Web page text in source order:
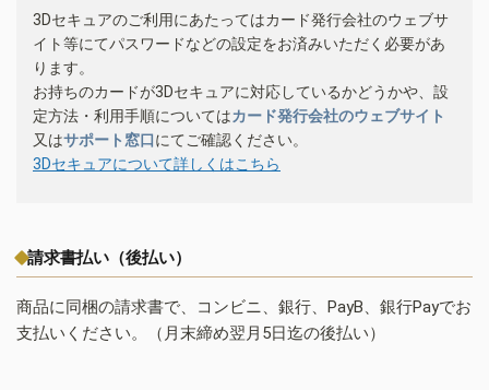
3Dセキュアのご利用にあたってはカード発行会社のウェブサ
イト等にてパスワードなどの設定をお済みいただく必要があ
ります。
お持ちのカードが3Dセキュアに対応しているかどうかや、設
定方法・利用手順についてはカード発行会社のウェブサイト
又はサポート窓口にてご確認ください。
3Dセキュアについて詳しくはこちら
請求書払い（後払い）
商品に同梱の請求書で、コンビニ、銀行、PayB、銀行Payでお
支払いください。（月末締め翌月5日迄の後払い）